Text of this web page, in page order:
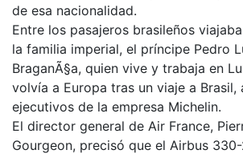
de esa nacionalidad.
Entre los pasajeros brasileños
la familia imperial, el príncipe Pedro
BraganÃ§a, quien vive y trabaja en
volvía a Europa tras un viaje a Brasil,
ejecutivos de la empresa Michelin.
El director general de Air France,
Gourgeon, precisó que el Airbus